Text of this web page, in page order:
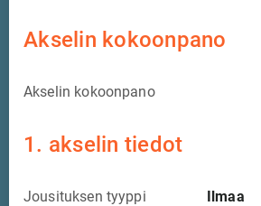
Akselin kokoonpano
Akselin kokoonpano
1. akselin tiedot
Jousituksen tyyppi Ilmaa